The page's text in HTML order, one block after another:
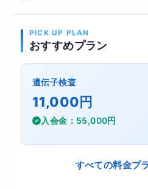
PICK UP PLAN
おすすめプラン
遺伝子検査
11,000円
入会金：55,000円
すべての料金プ